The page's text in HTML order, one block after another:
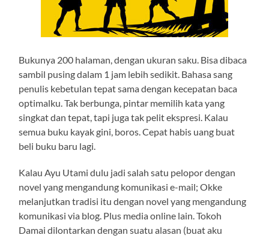
Bukunya 200 halaman, dengan ukuran saku. Bisa dibaca
sambil pusing dalam 1 jam lebih sedikit. Bahasa sang
penulis kebetulan tepat sama dengan kecepatan baca
optimalku. Tak berbunga, pintar memilih kata yang
singkat dan tepat, tapi juga tak pelit ekspresi. Kalau
semua buku kayak gini, boros. Cepat habis uang buat
beli buku baru lagi.
Kalau Ayu Utami dulu jadi salah satu pelopor dengan
novel yang mengandung komunikasi e-mail; Okke
melanjutkan tradisi itu dengan novel yang mengandung
komunikasi via blog. Plus media online lain. Tokoh
Damai dilontarkan dengan suatu alasan (buat aku